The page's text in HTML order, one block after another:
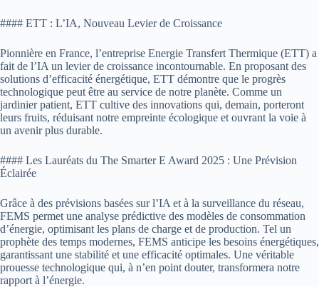
#### ETT : L’IA, Nouveau Levier de Croissance
Pionnière en France, l’entreprise Energie Transfert Thermique (ETT) a
fait de l’IA un levier de croissance incontournable. En proposant des
solutions d’efficacité énergétique, ETT démontre que le progrès
technologique peut être au service de notre planète. Comme un
jardinier patient, ETT cultive des innovations qui, demain, porteront
leurs fruits, réduisant notre empreinte écologique et ouvrant la voie à
un avenir plus durable.
#### Les Lauréats du The Smarter E Award 2025 : Une Prévision
Éclairée
Grâce à des prévisions basées sur l’IA et à la surveillance du réseau,
FEMS permet une analyse prédictive des modèles de consommation
d’énergie, optimisant les plans de charge et de production. Tel un
prophète des temps modernes, FEMS anticipe les besoins énergétiques,
garantissant une stabilité et une efficacité optimales. Une véritable
prouesse technologique qui, à n’en point douter, transformera notre
rapport à l’énergie.